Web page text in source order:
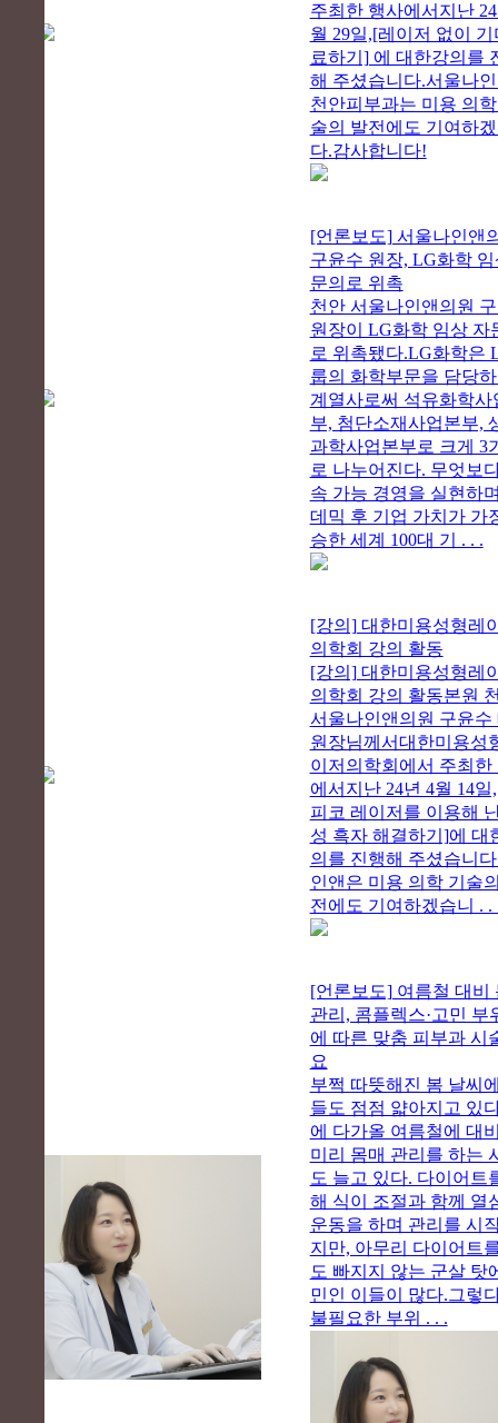
주최한 행사에서지난
월 29일,[레이저 없이 기
료하기] 에 대한강의를
해 주셨습니다.서울나
천안피부과는 미용 의
술의 발전에도 기여하
다.감사합니다!
[언론보도] 서울나인앤
구윤수 원장, LG화학 임
문의로 위촉
천안 서울나인앤의원
원장이 LG화학 임상 자
로 위촉됐다.LG화학은
룹의 화학부문을 담당
계열사로써 석유화학사
부, 첨단소재사업본부,
과학사업본부로 크게 3
로 나누어진다. 무엇보
속 가능 경영을 실현하
데믹 후 기업 가치가 가
승한 세계 100대 기 . . .
[강의] 대한미용성형레
의학회 강의 활동
[강의] 대한미용성형레
의학회 강의 활동본원
서울나인앤의원 구윤수
원장님께서대한미용성
이저의학회에서 주최한
에서지난 24년 4월 14일
피코 레이저를 이용해
성 흑자 해결하기]에 대
의를 진행해 주셨습니
인앤은 미용 의학 기술
전에도 기여하겠습니 . .
[언론보도] 여름철 대비
관리, 콤플렉스·고민 부
에 따른 맞춤 피부과 시
요
부쩍 따뜻해진 봄 날씨
들도 점점 얇아지고 있
에 다가올 여름철에 대
미리 몸매 관리를 하는
도 늘고 있다. 다이어트
해 식이 조절과 함께 열
운동을 하며 관리를 시
지만, 아무리 다이어트
도 빠지지 않는 군살 탓
민인 이들이 많다.그렇
불필요한 부위 . . .